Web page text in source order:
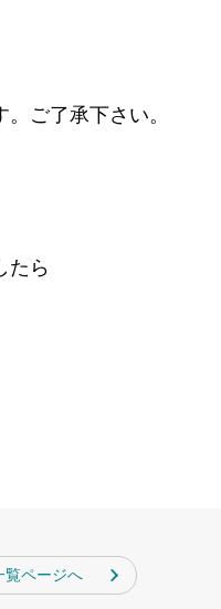
ご了承下さい。
たら
覧ページへ